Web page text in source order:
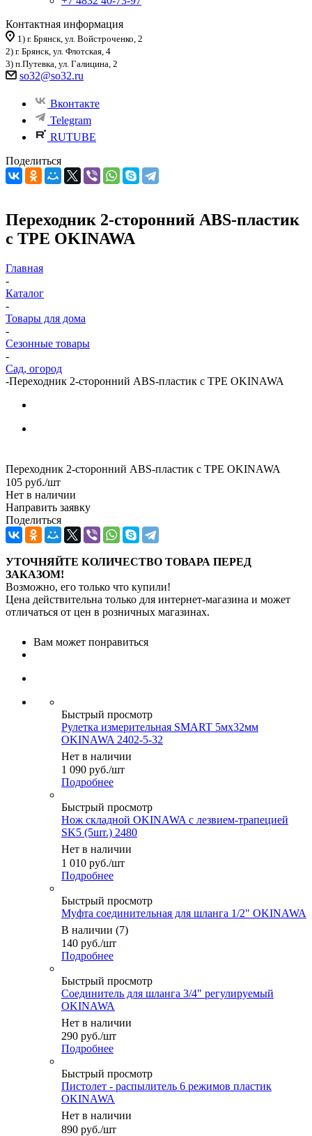
Контактная информация
1) г. Брянск, ул. Войстроченко, 2
2) г. Брянск, ул. Флотская, 4
3) п.Путевка, ул. Галицина, 2
so32@so32.ru
Вконтакте
Telegram
RUTUBE
Поделиться
Переходник 2-сторонний ABS-пластик
с TPE OKINAWA
Главная
-
Каталог
-
Товары для дома
-
Сезонные товары
-
Сад, огород
-Переходник 2-сторонний ABS-пластик с TPE OKINAWA
Переходник 2-сторонний ABS-пластик с TPE OKINAWA
105 руб./шт
Нет в наличии
Направить заявку
Поделиться
УТОЧНЯЙТЕ КОЛИЧЕСТВО ТОВАРА ПЕРЕД
ЗАКАЗОМ!
Возможно, его только что купили!
Цена действительна только для интернет-магазина и может
отличаться от цен в розничных магазинах.
Вам может понравиться
Быстрый просмотр
Рулетка измерительная SMART 5мх32мм
OKINAWA 2402-5-32
Нет в наличии
1 090 руб./шт
Подробнее
Быстрый просмотр
Нож складной OKINAWA с лезвием-трапецией
SK5 (5шт.) 2480
Нет в наличии
1 010 руб./шт
Подробнее
Быстрый просмотр
Муфта соединительная для шланга 1/2" OKINAWA
В наличии (7)
140 руб./шт
Подробнее
Быстрый просмотр
Соединитель для шланга 3/4" регулируемый
OKINAWA
Нет в наличии
290 руб./шт
Подробнее
Быстрый просмотр
Пистолет - распылитель 6 режимов пластик
OKINAWA
Нет в наличии
890 руб./шт